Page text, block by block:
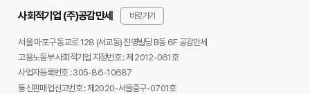
사회적기업 (주)공감만세 바로가기
서울 마포구 동교로 128 (서교동) 진영빌딩 B동 6F 공감만세
고용노동부 사회적기업 지정번호 : 제 2012-061호
사업자등록번호 :305-86-10687
통신판매업신고번호 :제2020-서울중구-0701호